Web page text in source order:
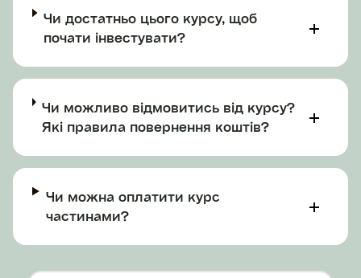
Чи достатньо цього курсу, щоб
почати інвестувати?
Чи можливо відмовитись від курсу?
Які правила повернення коштів?
Чи можна оплатити курс
частинами?